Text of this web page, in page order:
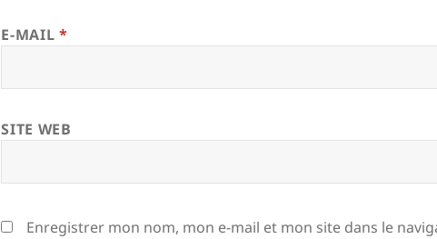
E-MAIL *
SITE WEB
Enregistrer mon nom, mon e-mail et mon site dans le